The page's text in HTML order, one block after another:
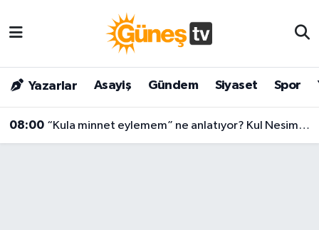
Yazarlar Asayiş Gündem Siyaset Spor
08:00 “Kula minnet eylemem” ne anlatıyor? Kul Nesimi’nin yüzyılları aşan mesajı
Bilim & Teknoloji
Dünya
Malatya Nöbetçi Eczaneler
Malatya Hava Durumu
Malatya Namaz Vakitleri